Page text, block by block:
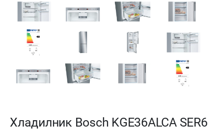
Хладилник Bosch KGE36ALCA SER6